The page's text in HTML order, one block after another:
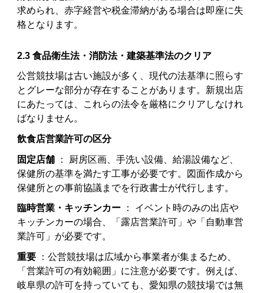
求められ、赤字経営や税金滞納がある場合は即座に失
格となります。
2.3 食品衛生法・消防法・建築基準法のクリア
公営競技場は古い施設が多く、現代の法基準に照らす
とグレーな部分が存在することがあります。新規出店
にあたっては、これらの法令を厳格にクリアしなけれ
ばなりません。
飲食店営業許可の区分
固定店舗 ： 厨房区画、手洗い設備、給湯設備など、
保健所の基準を満たす工事が必要です。図面作成から
保健所との事前協議までを行政書士が代行します。
臨時営業・キッチンカー ： イベント時のみの出店や
キッチンカーの場合、「露店営業許可」や「自動車営
業許可」が必要です。
重要 ：公営競技場は広域から事業者が集まるため、
「営業許可の有効範囲」に注意が必要です。例えば、
岐阜県の許可を持っていても、愛知県の競技場では無